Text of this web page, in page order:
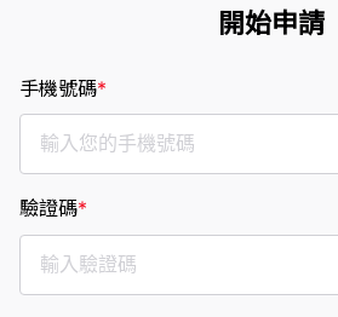
開始申請
手機號碼*
驗證碼*